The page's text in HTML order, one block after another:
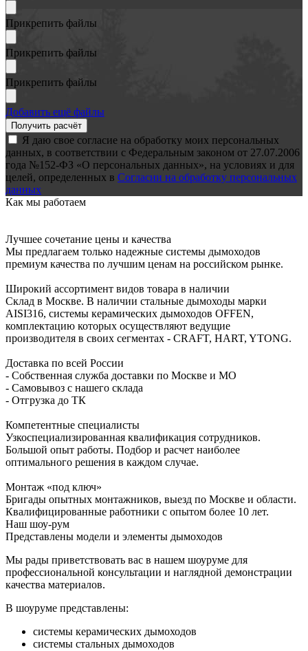
Прикрепить файлы
Прикрепить файлы
Прикрепить файлы
Добавить ещё файлы
Я даю свое согласие на обработку моих персональных
данных, в соответствии с Федеральным законом от 27.07.2006
года №152-ФЗ «О персональных данных», на условиях и для
целей, определенных в Согласии на обработку персональных
данных
Как мы работаем
Лучшее сочетание цены и качества
Мы предлагаем только надежные системы дымоходов
премиум качества по лучшим ценам на российском рынке.
Широкий ассортимент видов товара в наличии
Склад в Москве. В наличии стальные дымоходы марки
AISI316, системы керамических дымоходов OFFEN,
комплектацию которых осуществляют ведущие
производителя в своих сегментах - CRAFT, HART, YTONG.
Доставка по всей России
- Собственная служба доставки по Москве и МО
- Самовывоз с нашего склада
- Отгрузка до ТК
Компетентные специалисты
Узкоспециализированная квалификация сотрудников.
Большой опыт работы. Подбор и расчет наиболее
оптимального решения в каждом случае.
Монтаж «под ключ»
Бригады опытных монтажников, выезд по Москве и области.
Квалифицированные работники с опытом более 10 лет.
Наш шоу-рум
Представлены модели и элементы дымоходов
Мы рады приветствовать вас в нашем шоуруме для
профессиональной консультации и наглядной демонстрации
качества материалов.
В шоуруме представлены:
системы керамических дымоходов
системы стальных дымоходов